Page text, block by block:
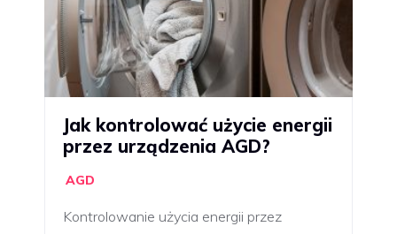
Jak kontrolować użycie energii
przez urządzenia AGD?
AGD
Kontrolowanie użycia energii przez